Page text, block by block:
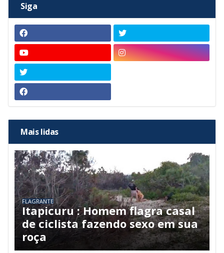
Siga
Mais lidas
FLAGRANTE
Itapicuru : Homem flagra casal
de ciclista fazendo sexo em sua
roça